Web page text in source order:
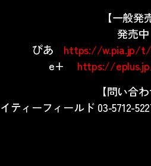
【一般発
発売中
ぴあ https://w.pia.jp/t/
e+ https://
【問い合わ
ティーフィールド 03-5712-